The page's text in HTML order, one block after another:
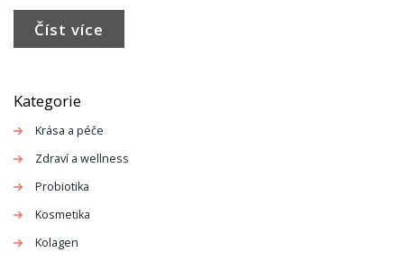
aby byly vaše vrkoče co nejkrásnější.
Číst více
Kategorie
Krása a péče
Zdraví a wellness
Probiotika
Kosmetika
Kolagen